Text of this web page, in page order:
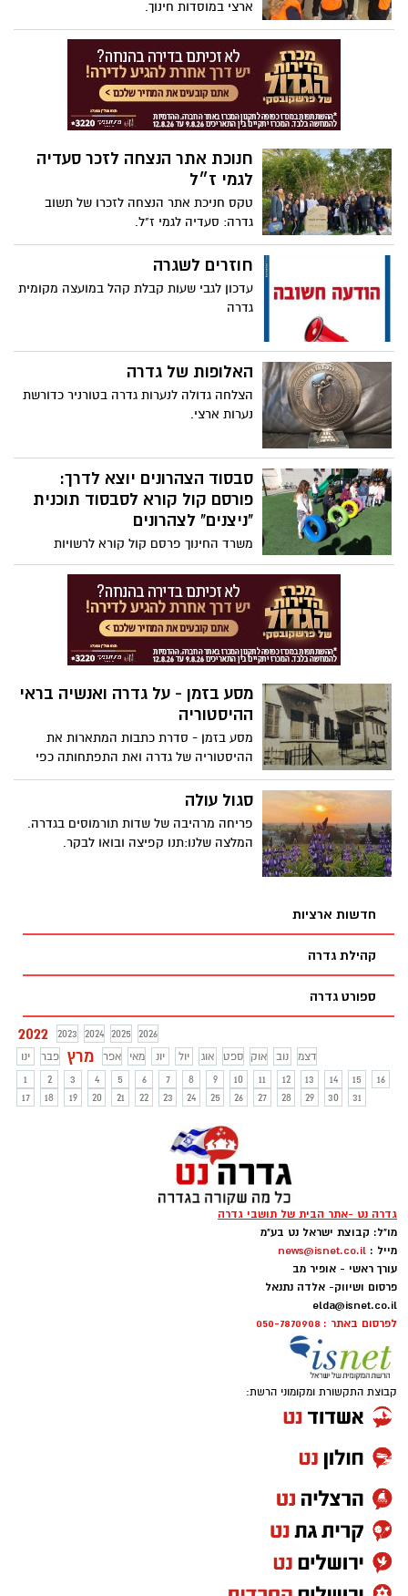
ארצי במוסדות חינוך.
חנוכת אתר הנצחה לזכר סעדיה
לגמי ז״ל
טקס חניכת אתר הנצחה לזכרו של תשוב
גדרה: סעדיה לגמי ז"ל.
חוזרים לשגרה
עדכון לגבי שעות קבלת קהל במועצה מקומית
גדרה
האלופות של גדרה
הצלחה גדולה לנערות גדרה בטורניר כדורשת
נערות ארצי.
סבסוד הצהרונים יוצא לדרך:
פורסם קול קורא לסבסוד תוכנית
"ניצנים" לצהרונים
משרד החינוך פרסם קול קורא לרשויות
מקומיות באשכולות חברתיים-כלכליים 4-5
להצטרפות לתוכנית הצהרונים "ניצנים". כחלק
מהתכנית הכלכלית להפחתת יוקר המחיה של
משרד האוצר הוחלט להגדיל את סבסוד
הצהרונים לרשויות באשכולות אלו
מסע בזמן - על גדרה ואנשיה בראי
ההיסטוריה
מסע בזמן - סדרת כתבות המתארות את
ההיסטוריה של גדרה ואת התפתחותה כפי
שתעד וחקר אריה קליין- תושב גדרה וגבאי
בית הכנסת ישורון.
סגול עולה
פריחה מרהיבה של שדות תורמוסים בגדרה.
המלצה שלנו:תנו קפיצה ובואו לבקר.
חדשות ארציות
קהילת גדרה
ספורט גדרה
2022 2023 2024 2025
2026
ינו
פבר מרץ אפר מאי יונ יול אוג ספט אוק נוב
דצמ
1
2 3 4 5 6 7 8 9 10 11 12 13 14 15
16
17
18 19 20 21 22 23 24 25 26 27 28 29 30 31
גדרה נט -אתר הבית של תושבי גדרה
מו"ל: קבוצת ישראל נט בע"מ
מייל : news@isnet.co.il
עורך ראשי - אופיר מב
פרסום ושיווק- אלדה נתנאל
elda@isnet.co.il
לפרסום באתר : 050-7870908
קבוצת התקשורת ומקומוני הרשת: